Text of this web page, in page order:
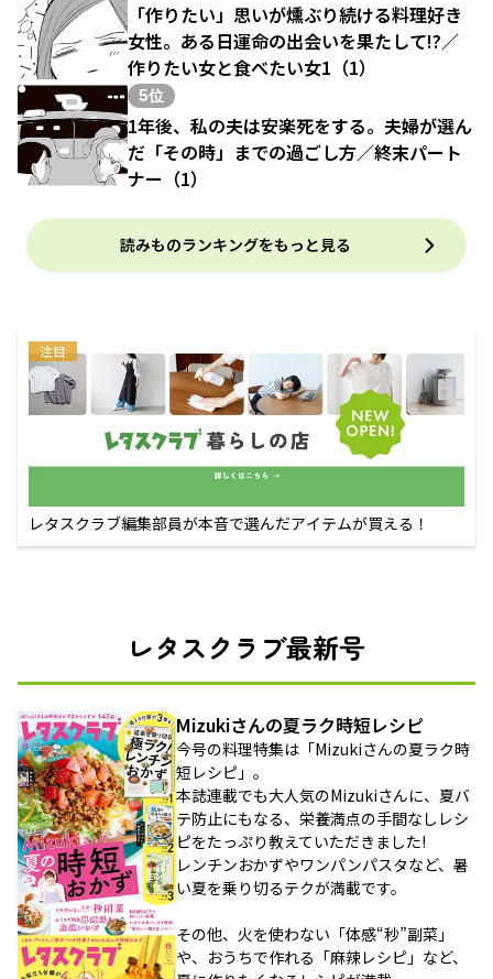
「作りたい」思いが燻ぶり続ける料理好き
女性。ある日運命の出会いを果たして!?／
作りたい女と食べたい女1（1）
5位
1年後、私の夫は安楽死をする。夫婦が選ん
だ「その時」までの過ごし方／終末パート
ナー（1）
読みものランキングをもっと見る
注目
レタスクラブ編集部員が本音で選んだアイテムが買える！
レタスクラブ最新号
Mizukiさんの夏ラク時短レシピ
今号の料理特集は「Mizukiさんの夏ラク時
短レシピ」。
本誌連載でも大人気のMizukiさんに、夏バ
テ防止にもなる、栄養満点の手間なしレシ
ピをたっぷり教えていただきました!
レンチンおかずやワンパンパスタなど、暑
い夏を乗り切るテクが満載です。
その他、火を使わない「体感“秒”副菜」
や、おうちで作れる「麻辣レシピ」など、